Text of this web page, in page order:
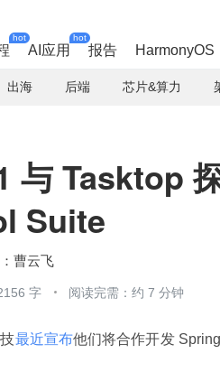
hot
AI应用
hot
报告 HarmonyOS
出海 后端 芯片&算力
与 Tasktop
Suite
曹云飞
字 阅读完需：约 7 分钟
最近宣布他们将合作开发